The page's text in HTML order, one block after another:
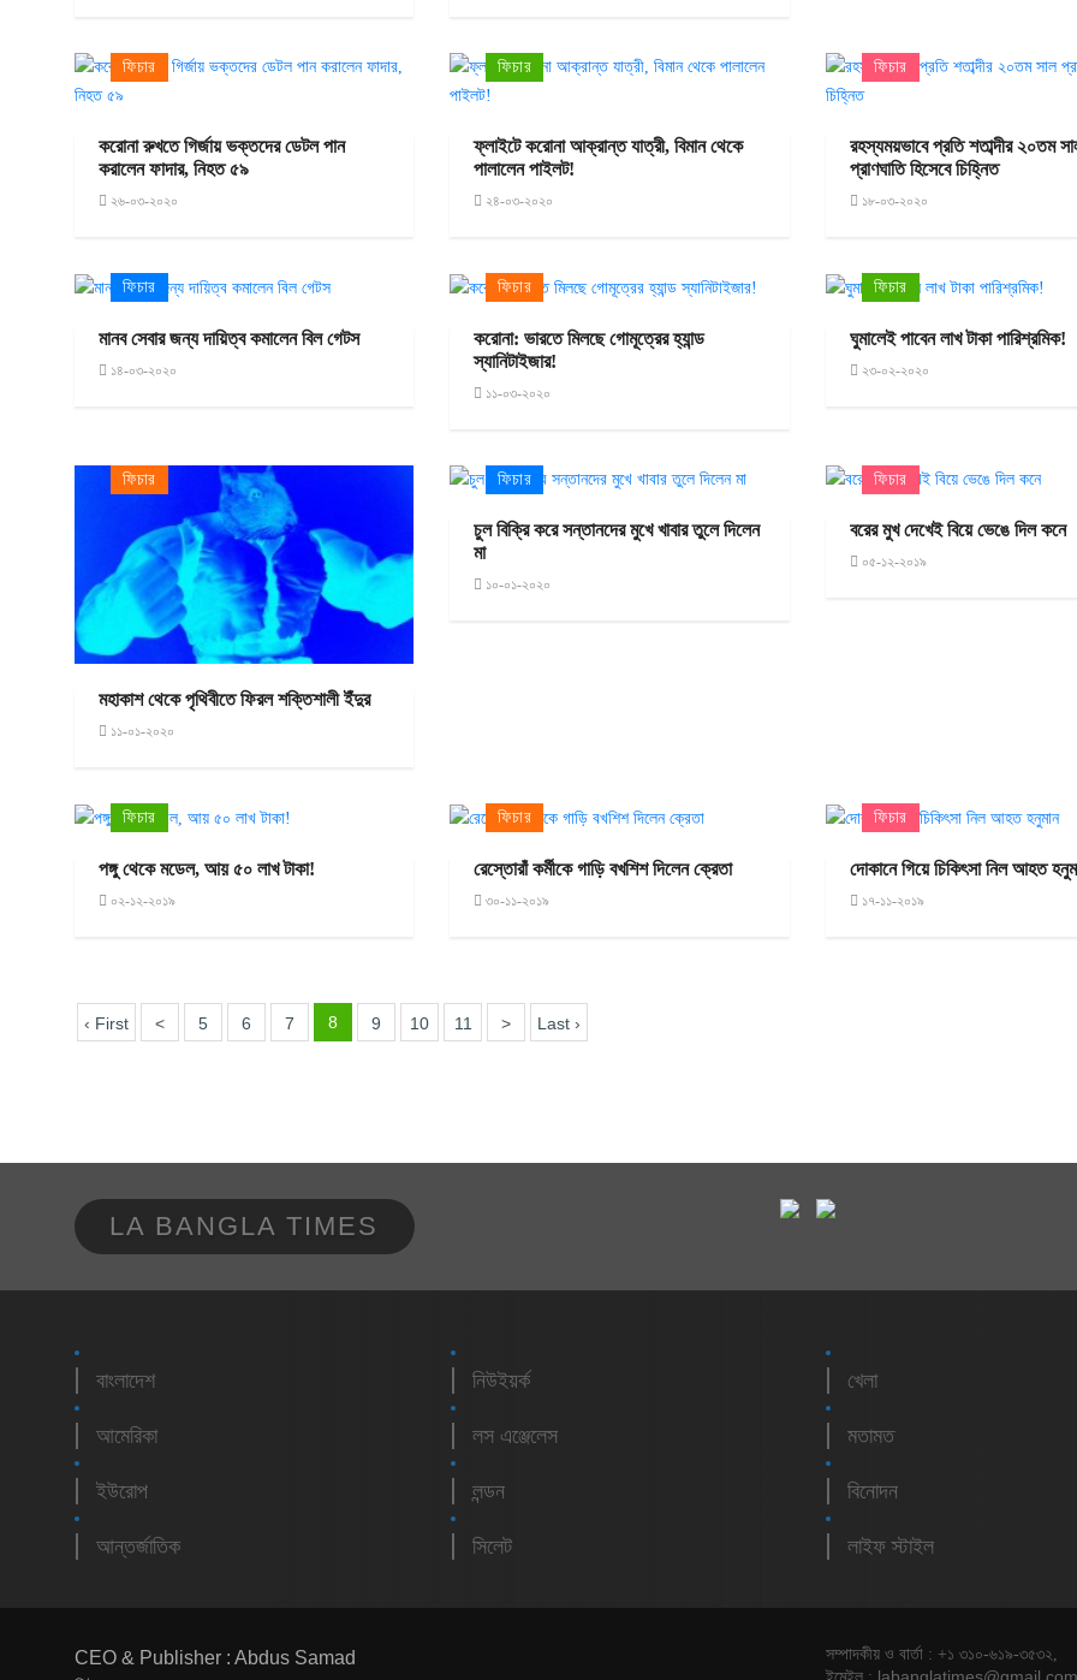
ফিচার
করোনা রুখতে গির্জায় ভক্তদের ডেটল পান
করালেন ফাদার, নিহত ৫৯
২৬-০৩-২০২০
ফিচার
ফ্লাইটে করোনা আক্রান্ত যাত্রী, বিমান থেকে
পালালেন পাইলট!
২৪-০৩-২০২০
ফিচার
রহস্যময়ভাবে প্রতি শতাব্দীর ২০তম
প্রাণঘাতি হিসেবে চিহ্নিত
১৮-০৩-২০২০
ফিচার
মানব সেবার জন্য দায়িত্ব কমালেন বিল গেটস
১৪-০৩-২০২০
ফিচার
করোনা: ভারতে মিলছে গোমূত্রের হ্যান্ড
স্যানিটাইজার!
১১-০৩-২০২০
ফিচার
ঘুমালেই পাবেন লাখ টাকা পারিশ্রমিক!
২৩-০২-২০২০
ফিচার
মহাকাশ থেকে পৃথিবীতে ফিরল শক্তিশালী ইঁদুর
১১-০১-২০২০
ফিচার
চুল বিক্রি করে সন্তানদের মুখে খাবার তুলে দিলেন
মা
১০-০১-২০২০
ফিচার
বরের মুখ দেখেই বিয়ে ভেঙে দিল কনে
০৫-১২-২০১৯
ফিচার
পঙ্গু থেকে মডেল, আয় ৫০ লাখ টাকা!
০২-১২-২০১৯
ফিচার
রেস্তোরাঁ কর্মীকে গাড়ি বখশিশ দিলেন ক্রেতা
৩০-১১-২০১৯
ফিচার
দোকানে গিয়ে চিকিৎসা নিল আহত
১৭-১১-২০১৯
‹ First < 5 6 7 8 9 10 11 > Last ›
LA BANGLA TIMES
বাংলাদেশ
আমেরিকা
ইউরোপ
আন্তর্জাতিক
নিউইয়র্ক
লস এঞ্জেলেস
লন্ডন
সিলেট
খেলা
মতামত
বিনোদন
লাইফ স্টাইল
CEO & Publisher : Abdus Samad
সম্পাদকীয় ও বার্তা : +১ ৩১০-৬১৯-৩৫৩২,